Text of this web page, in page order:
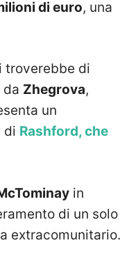
di euro, una
troverebbe di
da Zhegrova,
un
di Rashford, che
in
di un solo
extracomunitario.